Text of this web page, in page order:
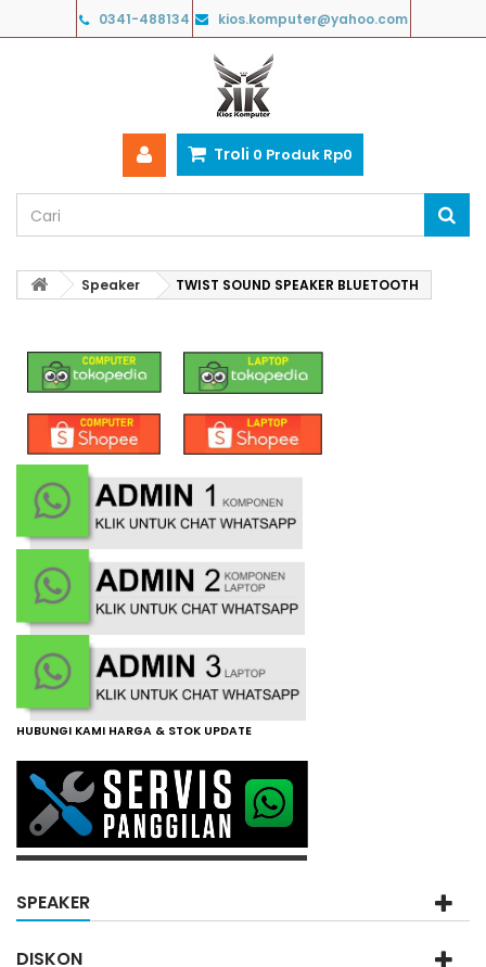
0341-488134 kios.komputer@yahoo.com
Troli 0 Produk Rp‎0
Speaker TWIST SOUND SPEAKER BLUETOOTH
HUBUNGI KAMI HARGA & STOK UPDATE
SPEAKER
DISKON